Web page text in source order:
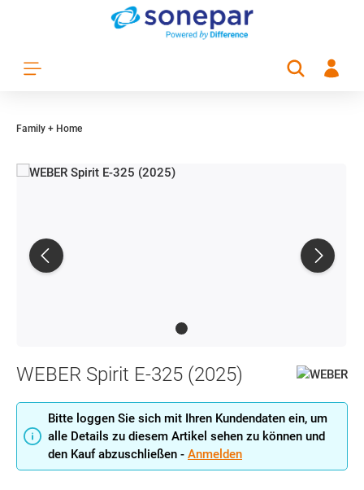
Zum Hauptinhalt springen
Family + Home
WEBER Spirit E-325 (2025)
Bitte loggen Sie sich mit Ihren Kundendaten ein, um
alle Details zu diesem Artikel sehen zu können und
den Kauf abzuschließen - Anmelden